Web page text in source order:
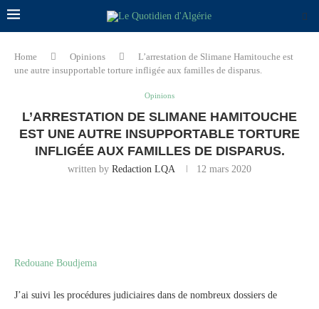
Home Opinions
L’arrestation de Slimane Hamitouche est
une autre insupportable torture infligée aux familles de disparus.
Opinions
L’ARRESTATION DE SLIMANE HAMITOUCHE
EST UNE AUTRE INSUPPORTABLE TORTURE
INFLIGÉE AUX FAMILLES DE DISPARUS.
written by Redaction LQA 12 mars 2020
Redouane Boudjema
J’ai suivi les procédures judiciaires dans de nombreux dossiers de